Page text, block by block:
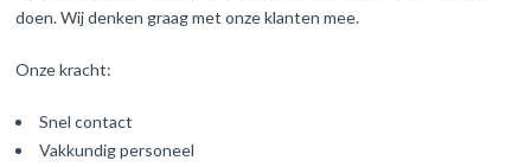
doen. Wij denken graag met onze klanten mee.
Onze kracht:
Snel contact
Vakkundig personeel